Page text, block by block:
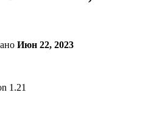
Июн 22, 2023